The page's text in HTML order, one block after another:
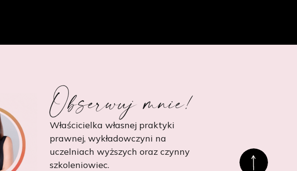
Obserwuj mnie!
Właścicielka własnej praktyki
prawnej, wykładowczyni na
uczelniach wyższych oraz czynny
szkoleniowiec.